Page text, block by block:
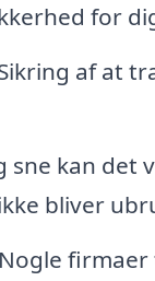
for
af at
sne kan det
bliver
Nogle firmaer